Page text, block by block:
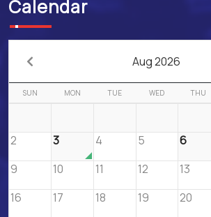
Calendar
Aug 2026
SUN MON TUE WED THU
2
3 4 5 6
9
10 11 12 13
16
17 18 19 20